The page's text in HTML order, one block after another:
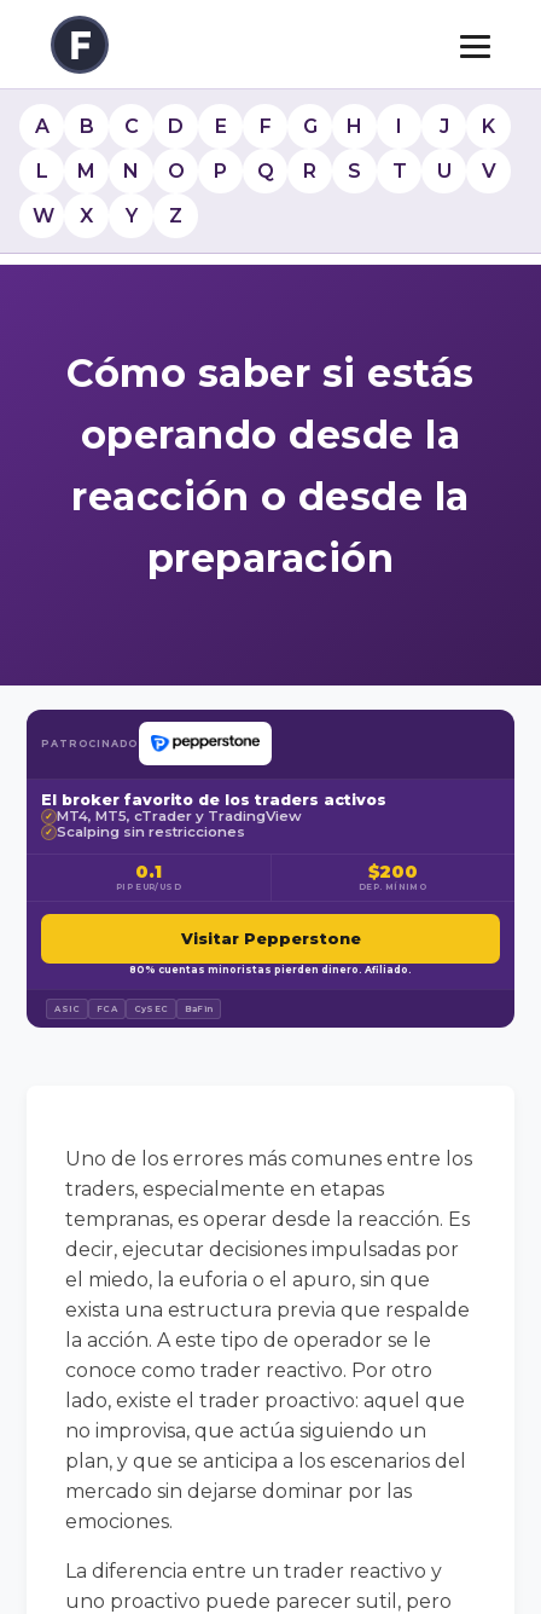
A B C D E F G H I J
K
L
M N O P Q R S T U
V
W
X Y Z
Cómo saber si estás
operando desde la
reacción o desde la
preparación
PATROCINADO
El broker favorito de los traders activos
✓ MT4, MT5, cTrader y TradingView
✓ Scalping sin restricciones
0.1
PIP EUR/USD
$200
DEP. MÍNIMO
Visitar Pepperstone
80% cuentas minoristas pierden dinero. Afiliado.
ASIC FCA CySEC BaFin
Uno de los errores más comunes entre los
traders, especialmente en etapas
tempranas, es operar desde la reacción. Es
decir, ejecutar decisiones impulsadas por
el miedo, la euforia o el apuro, sin que
exista una estructura previa que respalde
la acción. A este tipo de operador se le
conoce como trader reactivo. Por otro
lado, existe el trader proactivo: aquel que
no improvisa, que actúa siguiendo un
plan, y que se anticipa a los escenarios del
mercado sin dejarse dominar por las
emociones.
La diferencia entre un trader reactivo y
uno proactivo puede parecer sutil, pero